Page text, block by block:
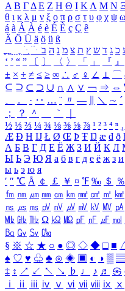
Α Β ΓΔ Ε Ζ Η Θ Ι ΚΛ Μ Ν
θ ι κ λ μ ν ξ ο π ρ σ τ υ φ χ ψ ω
á à Á À é è É È ç Ç ê
Ä Ö Ü ä ö ü ß
ִֶֹ ֻּ ׁׂ כ ג ד ש ץ ת צ מ נ ה ב
‘ ’ “ ” 〔 〕 〈 〉 「 」 『 』
± × ÷ ≠ ≤ ≥ ∞ ∴ ♂ ♀ ∠ ⊥ ⌒
⊆ ⊇ ⊂ ⊃ ∪ ∩ ∧ ∨ ￢ ⇒ ⇔
、
。 · ‥ … ¨ 〃 ― ＼ ∼ ´
；
？ ＾ ｀
½ ⅓ ⅔ ¼ ¾ ⅛ ⅜ ⅝ ⅞ ¹ ² ³ ⁴ ⁿ ₁
Æ Ð Ħ Ĳ Ł Ø Œ Þ Ŧ Ŋ æ đ ð
А Б В Г Д Е Ё Ж З И Й К Л
Ы Ь Э Ю Я а б в г д е ё ж з и
ы ь э ю я
′ ″ ℃ Å ￠ ￡ ￥ ¤ ℉ ‰ ＄ ％
㎙ ㎚ ㎛ ㎜ ㎝ ㎞ ㎟ ㎠ ㎡ ㎢
㎱ ㎲ ㎳ ㎴ ㎵ ㎶ ㎷ ㎸ ㎹ ㎀
㎒ ㎓ ㎔ Ω ㏀ ㏁ ㎊ ㎋ ㎌ ㏖
㏃ ㏉ ㏜ ㏆
§ ※ ☆ ★ ○ ● ◎ ◇ ◆ □ ■
♠ ♡ ♥ ♧ ♣ ⊙ ◈ ▣ ◐ ◑ ▒ ▤
‡ ↕ ↗ ↙ ↖ ↘ ♭ ♩ ♪ ♬ ㉿
ⅰ
ⅱ ⅲ ⅳ ⅴ ⅵ ⅶ ⅷ ⅸ ⅹ